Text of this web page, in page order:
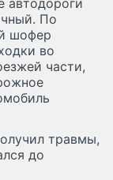
автодороги
По
шофер
во
части,
травмы,
до